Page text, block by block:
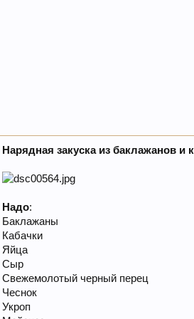
Нарядная закуска из баклажанов и
Надо:
Баклажаны
Кабачки
Яйца
Сыр
Свежемолотый черный перец
Чеснок
Укроп